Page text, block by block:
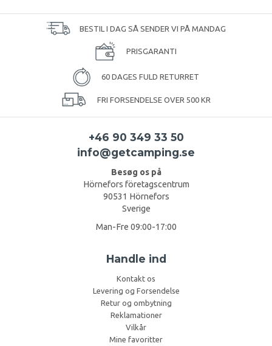
BESTIL I DAG SÅ SENDER VI PÅ MANDAG
PRISGARANTI
60 DAGES FULD RETURRET
FRI FORSENDELSE OVER 500 KR
+46 90 349 33 50
info@getcamping.se
Besøg os på
Hörnefors företagscentrum
90531 Hörnefors
Sverige
Man-Fre 09:00-17:00
Handle ind
Kontakt os
Levering og Forsendelse
Retur og ombytning
Reklamationer
Vilkår
Mine favoritter